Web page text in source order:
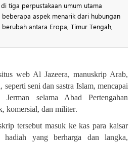
tiga perpustakaan umum utama
aspek menarik dari hubungan
antara Eropa, Timur Tengah,
web Al Jazeera, manuskrip Arab,
seni dan sastra Islam, mencapai
Jerman selama Abad Pertengahan
komersial, dan militer.
tersebut masuk ke kas para kaisar
hadiah yang berharga dan langka,